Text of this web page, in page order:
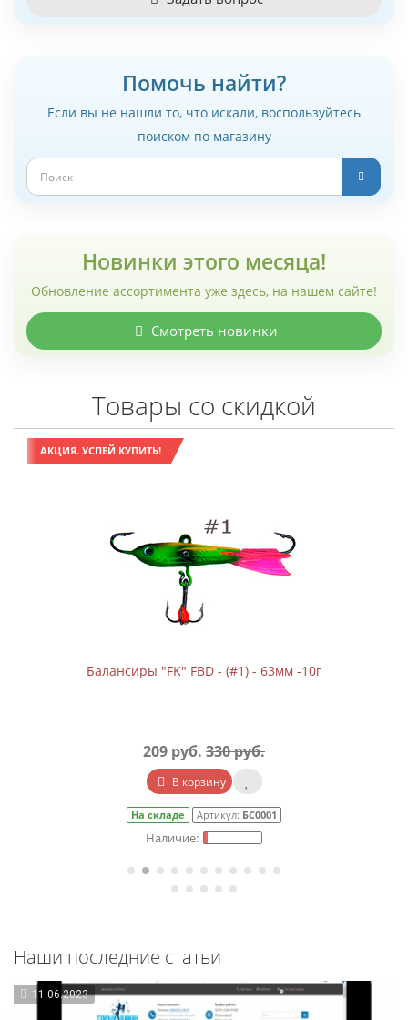
Помочь найти?
Если вы не нашли то, что искали, воспользуйтесь
поиском по магазину
Новинки этого месяца!
Обновление ассортимента уже здесь, на нашем сайте!
Смотреть новинки
Товары со скидкой
АКЦИЯ. УСПЕЙ КУПИТЬ!
Балансиры "FK" FBD - (#1) - 63мм -10г
209 руб. 330 руб.
В корзину
На складе Артикул: БС0001
Наши последние статьи
11.06.2023